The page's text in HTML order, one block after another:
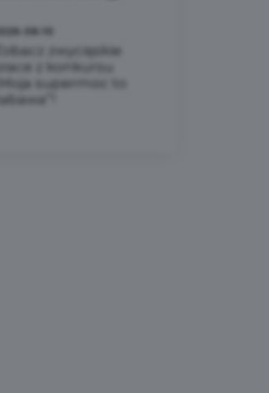
Zobacz zwycięskie
prace z konkursu
„Moja supermoc to
zabawa”!